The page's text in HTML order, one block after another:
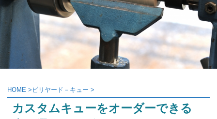
HOME > ビリヤード－キュー >
カスタムキューをオーダーできる